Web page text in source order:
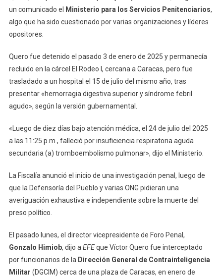
un comunicado el
Ministerio para los Servicios Penitenciarios,
algo que ha sido cuestionado por varias organizaciones y líderes
opositores.
Quero fue detenido el pasado 3 de enero de 2025 y permanecía
recluido en la cárcel El Rodeo I, cercana a Caracas, pero fue
trasladado a un hospital el 15 de julio del mismo año, tras
presentar «hemorragia digestiva superior y síndrome febril
agudo», según la versión gubernamental.
«Luego de diez días bajo atención médica, el 24 de julio del 2025
a las 11:25 p.m., falleció por insuficiencia respiratoria aguda
secundaria (a) tromboembolismo pulmonar», dijo el Ministerio.
La Fiscalía anunció el inicio de una investigación penal, luego de
que la Defensoría del Pueblo y varias ONG pidieran una
averiguación exhaustiva e independiente sobre la muerte del
preso político.
El pasado lunes, el director vicepresidente de Foro Penal,
Gonzalo Himiob, dijo aEFEque Víctor Quero fue interceptado
por funcionarios de la Dirección General de Contrainteligencia
Militar (DGCIM) cerca de una plaza de Caracas, en enero de